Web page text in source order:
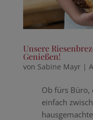
Unsere
Genießen!
von Sabine Mayr|
Ob fürs Büro,
einfach